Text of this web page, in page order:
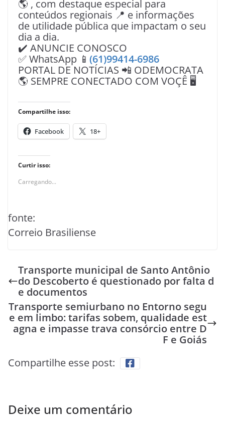
🌎 , com destaque especial para
conteúdos regionais 📍 e informações
de utilidade pública que impactam o seu
dia a dia.
✔️ ANUNCIE CONOSCO
✅ WhatsApp 📱 (61)99414-6986
PORTAL DE NOTÍCIAS 📲 ODEMOCRATA
🌎 SEMPRE CONECTADO COM VOÇÊ 🖥️
Compartilhe isso:
Facebook 18+
Curtir isso:
Carregando...
fonte:
Correio Brasiliense
Transporte municipal de Santo Antônio
do Descoberto é questionado por falta d
e documentos
Transporte semiurbano no Entorno segu
e em limbo: tarifas sobem, qualidade est
agna e impasse trava consórcio entre D
F e Goiás
Compartilhe esse post:
Deixe um comentário